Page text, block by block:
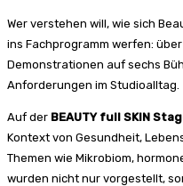
Wer verstehen will, wie sich
ins Fachprogramm werfen:
Demonstrationen auf sechs
Anforderungen im Studioalltag.
Auf der BEAUTY full SKIN
Kontext von Gesundheit,
Themen wie Mikrobiom,
wurden nicht nur vorgestellt,